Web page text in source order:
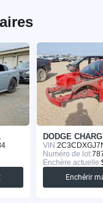
DODGE
VIN:
Numéro de lot:
Enchère actuelle:
Enchérir